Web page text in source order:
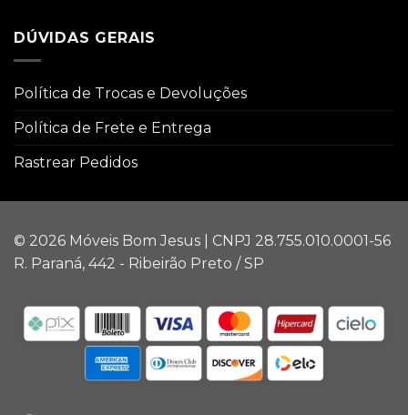
DÚVIDAS GERAIS
Política de Trocas e Devoluções
Política de Frete e Entrega
Rastrear Pedidos
© 2026 Móveis Bom Jesus | CNPJ 28.755.010.0001-56
R. Paraná, 442 - Ribeirão Preto / SP